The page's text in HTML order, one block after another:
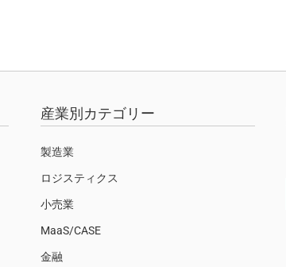
産業別カテゴリー
製造業
ロジスティクス
小売業
MaaS/CASE
金融